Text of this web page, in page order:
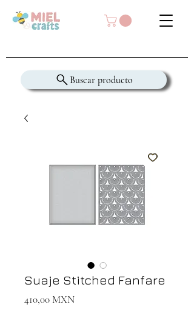
Buscar producto
Suaje Stitched Fanfare
410,00 MXNPrecio